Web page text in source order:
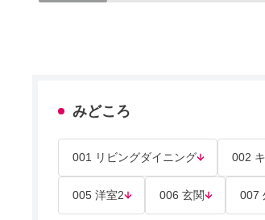
みどころ
001 リビングダイニング 002
005 洋室2 006 玄関 007